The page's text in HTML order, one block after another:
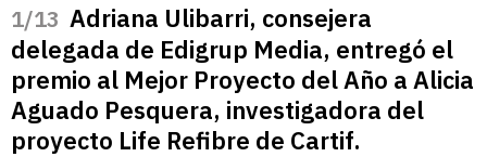
/13 Adriana Ulibarri, consejera
delegada de Edigrup Media, entregó el
premio al Mejor Proyecto del Año a Alicia
Aguado Pesquera, investigadora del
proyecto Life Refibre de Cartif.